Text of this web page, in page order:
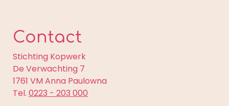
Contact
Stichting Kopwerk
De Verwachting 7
1761 VM Anna Paulowna
Tel. 0223 - 203 000